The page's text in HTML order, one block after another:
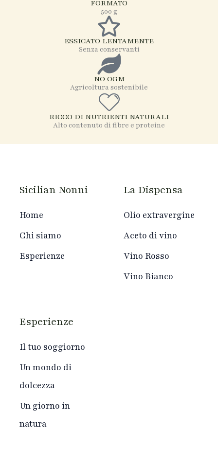
FORMATO
500 g
ESSICATO LENTAMENTE
Senza conservanti
NO OGM
Agricoltura sostenibile
RICCO DI NUTRIENTI NATURALI
Alto contenuto di fibre e proteine
Sicilian Nonni
Home
Chi siamo
Esperienze
La Dispensa
Olio extravergine
Aceto di vino
Vino Rosso
Vino Bianco
Esperienze
Il tuo soggiorno
Un mondo di
dolcezza
Un giorno in
natura